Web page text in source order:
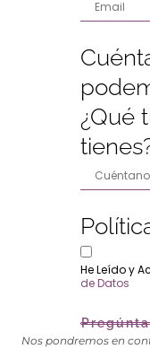
¿Qué
He Leído y
de Datos
Nos pondremos en